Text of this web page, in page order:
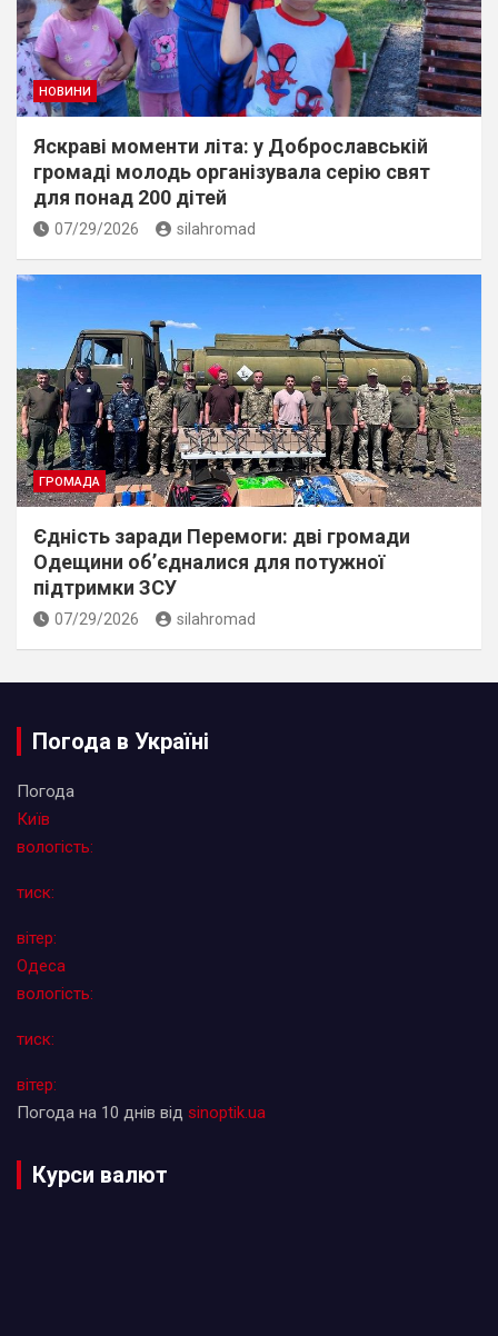
НОВИНИ
Яскраві моменти літа: у Доброславській
громаді молодь організувала серію свят
для понад 200 дітей
07/29/2026 silahromad
ГРОМАДА
Єдність заради Перемоги: дві громади
Одещини об’єдналися для потужної
підтримки ЗСУ
07/29/2026 silahromad
Погода в Україні
Погода
Київ
вологість:
тиск:
вітер:
Одеса
вологість:
тиск:
вітер:
Погода на 10 днів від sinoptik.ua
Курси валют